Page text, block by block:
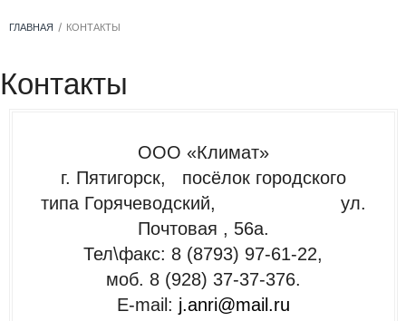
ГЛАВНАЯ КОНТАКТЫ
Контакты
ООО «Климат»
г. Пятигорск, посёлок городского
типа Горячеводский, ул.
Почтовая , 56а.
Тел\факс: 8 (8793) 97-61-22,
моб. 8 (928) 37-37-376.
E-mail: j.anri@mail.ru